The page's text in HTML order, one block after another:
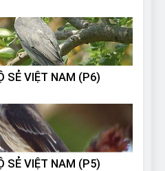
SẺ VIỆT NAM (P6)
SẺ VIỆT NAM (P5)